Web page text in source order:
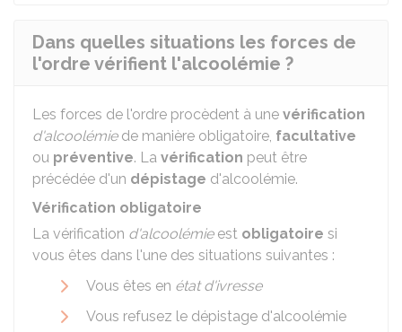
Dans quelles situations les forces de
l'ordre vérifient l'alcoolémie ?
Les forces de l'ordre procèdent à une vérification
d'alcoolémiede manière obligatoire, facultative
ou préventive. La vérification peut être
précédée d'un dépistage d'alcoolémie.
Vérification obligatoire
La vérification d'alcoolémieest obligatoire si
vous êtes dans l'une des situations suivantes :
Vous êtes en état d'ivresse
Vous refusez le dépistage d'alcoolémie